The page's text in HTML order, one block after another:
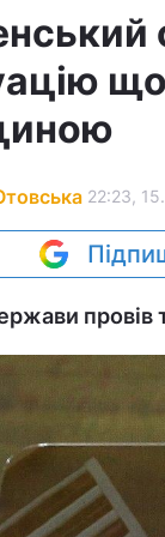
22:23,
провів